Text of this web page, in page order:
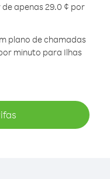
apenas 29.0 ¢ por
plano de chamadas
minuto para Ilhas